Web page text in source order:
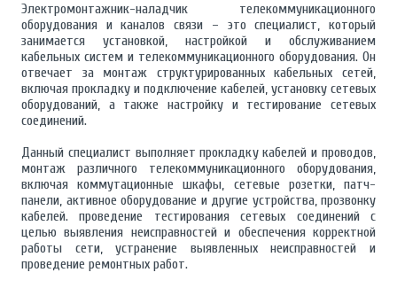
Электромонтажник-наладчик телекоммуникационного
оборудования и каналов связи – это специалист, который
занимается установкой, настройкой и обслуживанием
кабельных систем и телекоммуникационного оборудования. Он
отвечает за монтаж структурированных кабельных сетей,
включая прокладку и подключение кабелей, установку сетевых
оборудований, а также настройку и тестирование сетевых
соединений.
Данный специалист выполняет прокладку кабелей и проводов,
монтаж различного телекоммуникационного оборудования,
включая коммутационные шкафы, сетевые розетки, патч-
панели, активное оборудование и другие устройства, прозвонку
кабелей. проведение тестирования сетевых соединений с
целью выявления неисправностей и обеспечения корректной
работы сети, устранение выявленных неисправностей и
проведение ремонтных работ.